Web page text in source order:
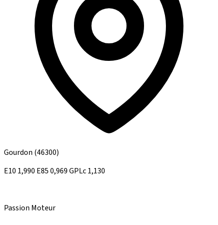
Gourdon (46300)
E10 1,990 E850,969GPLc1,130
Passion Moteur